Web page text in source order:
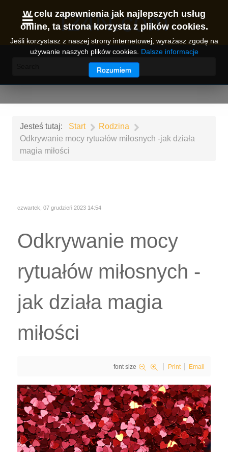
I24N.com
Jesteś tutaj: Start
Rodzina
Odkrywanie mocy rytuałów miłosnych -jak działa
magia miłości
czwartek, 07 grudzień 2023 14:54
Odkrywanie mocy
rytuałów miłosnych -
jak działa magia
miłości
font size Print Email
W celu zapewnienia jak najlepszych usług
online, ta strona korzysta z plików cookies.
Jeśli korzystasz z naszej strony internetowej, wyrażasz zgodę na
używanie naszych plików cookies. Dalsze informacje
Rozumiem